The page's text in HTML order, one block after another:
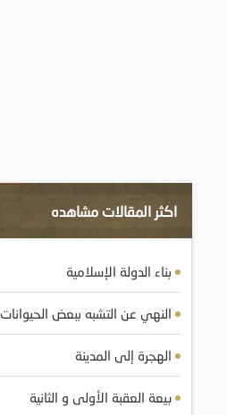
اكثر المقالات مشاهده
بناء الدولة الإسلامية
النهي عن التشبه ببعض
الهجرة إلى المدينة
بيعة العقبة الأولى و الثانية